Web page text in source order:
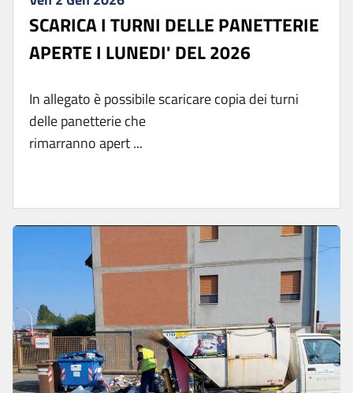
SCARICA I TURNI DELLE PANETTERIE
APERTE I LUNEDI' DEL 2026
In allegato è possibile scaricare copia dei turni
delle panetterie che
rimarranno apert ...